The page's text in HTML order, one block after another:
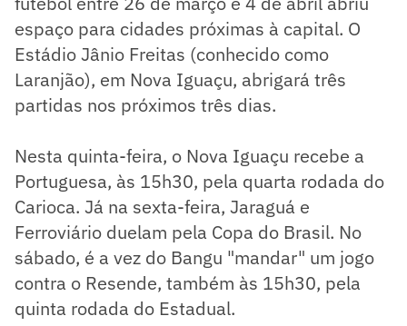
espaço para cidades próximas à capital. O
Estádio Jânio Freitas (conhecido como
Laranjão), em Nova Iguaçu, abrigará três
partidas nos próximos três dias.
Nesta quinta-feira, o Nova Iguaçu recebe a
Portuguesa, às 15h30, pela quarta rodada do
Carioca. Já na sexta-feira, Jaraguá e
Ferroviário duelam pela Copa do Brasil. No
sábado, é a vez do Bangu "mandar" um jogo
contra o Resende, também às 15h30, pela
quinta rodada do Estadual.